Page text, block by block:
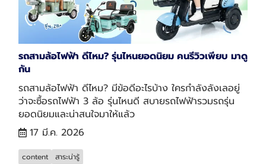
รถสามล้อไฟฟ้า ดีไหม? รุ่นไหนยอดนิยม คนรีวิวเพียบ มาดู
กัน
รถสามล้อไฟฟ้า ดีไหม? มีข้อดีอะไรบ้าง ใครกำลังลังเลอยู่
ว่าจะซื้อรถไฟฟ้า 3 ล้อ รุ่นไหนดี สบายรถไฟฟ้ารวมรถรุ่น
ยอดนิยมและน่าสนใจมาให้แล้ว
17 มี.ค. 2026
content สาระน่ารู้